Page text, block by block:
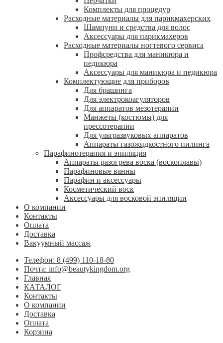
Комплекты для процедур
Расходные материалы для парикмахерских
Шампуни и средства для волос
Аксессуары для парикмахеров
Расходные материалы ногтевого сервиса
Профсредства для маникюра и
педикюра
Аксессуары для маникюра и педикюра
Комплектующие для приборов
Для брашинга
Для электрокоагуляторов
Для аппаратов мезотерапии
Манжеты (костюмы) для
прессотерапии
Для ультразвуковых аппаратов
Аппараты газожидкостного пилинга
Парафинотерапия и эпиляция
Аппараты разогрева воска (воскоплавы)
Парафиновые ванны
Парафин и аксессуары
Косметический воск
Аксессуары для восковой эпиляции
О компании
Контакты
Оплата
Доставка
Вакуумный массаж
Телефон: 8 (499) 110-18-80
Почта: info@beautykingdom.org
Главная
КАТАЛОГ
Контакты
О компании
Доставка
Оплата
Корзина